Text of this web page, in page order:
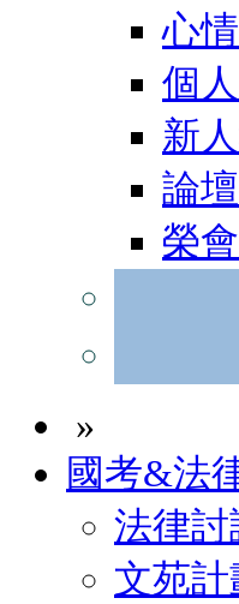
心
個
新
論
榮
»
國考&法
法律討
文苑計